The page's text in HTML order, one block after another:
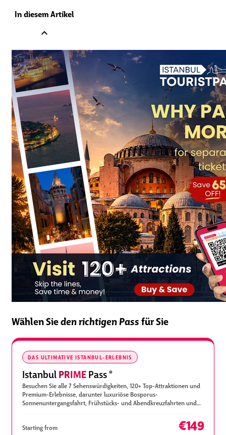
In diesem Artikel
expand_less
Wählen Sieden richtigen Passfür Sie
DAS ULTIMATIVE ISTANBUL-ERLEBNIS
IstanbulPRIMEPass ®
Besuchen Sie alle 7 Sehenswürdigkeiten, 120+ Top-Attraktionen und
Premium-Erlebnisse, darunter luxuriöse Bosporus-
Sonnenuntergangsfahrt, Frühstücks- und Abendkreuzfahrten und
Starting from
€149